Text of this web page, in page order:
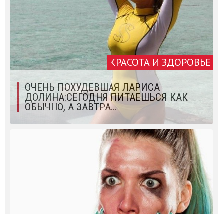
КРАСОТА И ЗДОРОВЬЕ
ОЧЕНЬ ПОХУДЕВШАЯ ЛАРИСА
ДОЛИНА:СЕГОДНЯ ПИТАЕШЬСЯ КАК
ОБЫЧНО, А ЗАВТРА...